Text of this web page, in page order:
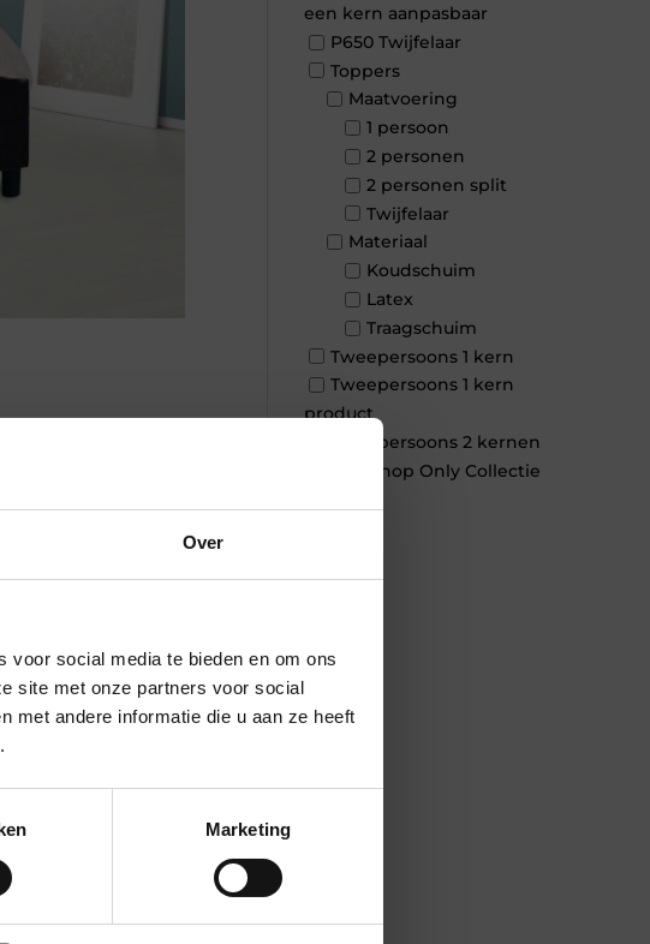
Over
voor social media te bieden en om ons
site met onze partners voor social
met andere informatie die u aan ze heeft
Marketing
een kern aanpasbaar
P650 Twijfelaar
Toppers
Maatvoering
1 persoon
2 personen
2 personen split
Twijfelaar
Materiaal
Koudschuim
Latex
Traagschuim
Tweepersoons 1 kern
Tweepersoons 1 kern
product
Tweepersoons 2 kernen
Webshop Only Collectie